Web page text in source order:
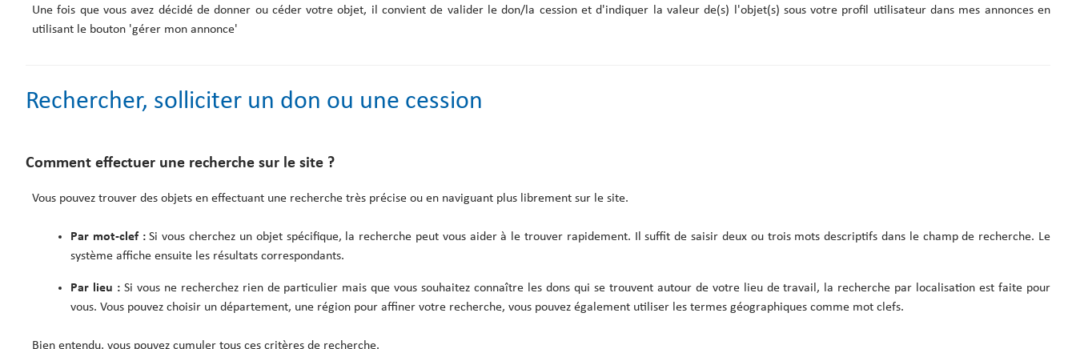
Une fois que vous avez décidé de donner ou céder votre objet, il convient de valider le don/la cession et d'indiquer la valeur de(s) l'objet(s) sous votre profil utilisateur dans mes annonces en
utilisant le bouton 'gérer mon annonce'
Rechercher, solliciter un don ou une cession
Comment effectuer une recherche sur le site ?
Vous pouvez trouver des objets en effectuant une recherche très précise ou en naviguant plus librement sur le site.
Par mot-clef :Si vous cherchez un objet spécifique, la recherche peut vous aider à le trouver rapidement. Il suffit de saisir deux ou trois mots descriptifs dans le champ de recherche. Le
système affiche ensuite les résultats correspondants.
Par lieu :Si vous ne recherchez rien de particulier mais que vous souhaitez connaître les dons qui se trouvent autour de votre lieu de travail, la recherche par localisation est faite pour
vous. Vous pouvez choisir un département, une région pour affiner votre recherche, vous pouvez également utiliser les termes géographiques comme mot clefs.
Bien entendu, vous pouvez cumuler tous ces critères de recherche.